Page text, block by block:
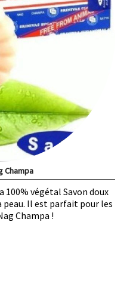
Champa
100% végétal Savon doux
Il est parfait pour les
Champa !